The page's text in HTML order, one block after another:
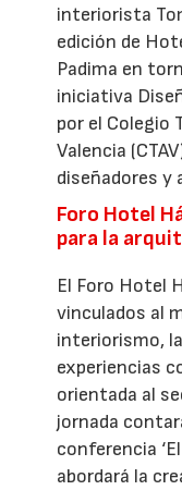
interiorista
edición de
Padima en
iniciativa
por el Colegio
Valencia
diseñadores y
Foro Hotel
para la
El Foro Hotel
vinculados al
interiorismo,
experiencias
orientada al
jornada
conferencia
abordará la